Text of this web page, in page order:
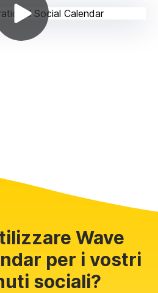
Wave
per i vostri
sociali?